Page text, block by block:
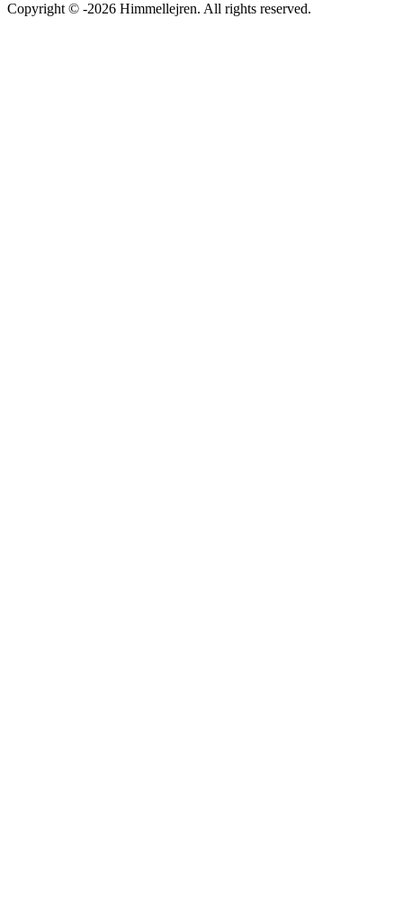
Copyright © -2026 Himmellejren. All rights reserved.